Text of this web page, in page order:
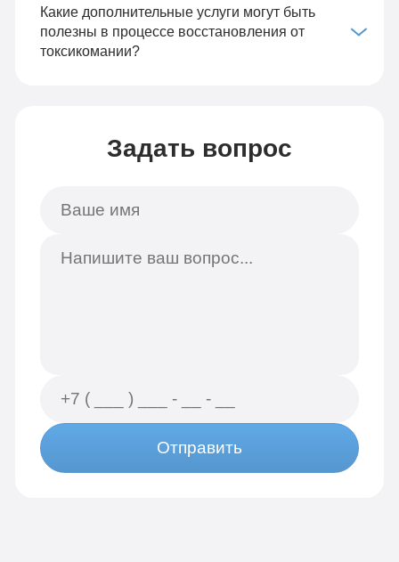
Какие дополнительные услуги могут быть
полезны в процессе восстановления от
токсикомании?
Задать вопрос
Отправить